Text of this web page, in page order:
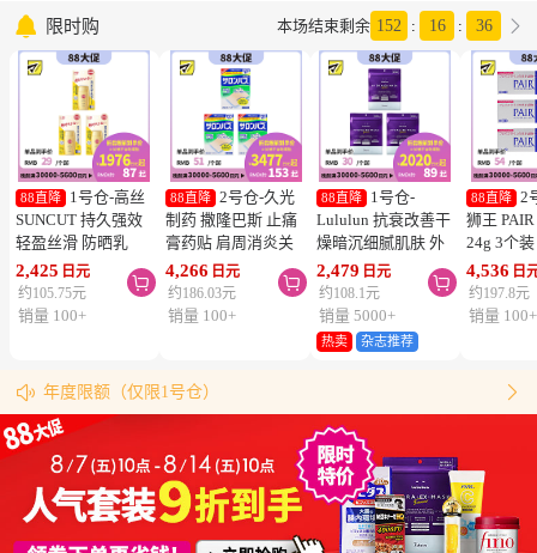
 限时购 本场结束剩余 152 : 16 : 35 
88直降
1号仓-高丝
SUNCUT 持久强效
轻盈丝滑 防晒乳
SPF50+ PA++++
50ml 3个装 阻隔紫
外线 持久耐水 户外
2,425 日元
约105.75元

销量 100+
88直降
2号仓-久光
制药 撒隆巴斯 止痛
膏药贴 肩周消炎关
节颈椎疼 4.6×7.2cm
120贴 3个装【第3类
医药品】
4,266 日元
约186.03元

销量 100+
88直降
1号仓-
Lululun 抗衰改善干
燥暗沉细腻肌肤 外
泌体精华液保湿面膜
7片 3个装 Exosome
增加肌肤弹力透明感
2,479 日元
约108.1元

销量 5000+
热卖 杂志推荐
88直降
2
狮王
24g 3个
疮 去痘
舒缓炎症
类医药品
4,536 日
约197.8元
销量 100+
 年度限额（仅限1号仓）
同仓库满5000日元包邮（仅限中国大陆地区）
松本清粉丝群来啦！
跳转搜索结果
